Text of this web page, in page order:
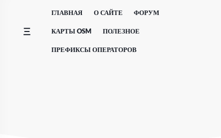
содержимому
ГЛАВНАЯ О САЙТЕ ФОРУМ
КАРТЫ OSM ПОЛЕЗНОЕ
ПРЕФИКСЫ ОПЕРАТОРОВ